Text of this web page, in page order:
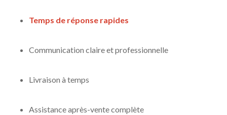
Temps de réponse rapides
Communication claire et professionnelle
Livraison à temps
Assistance après-vente complète